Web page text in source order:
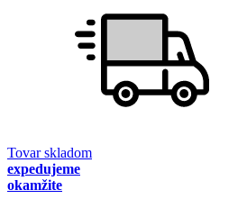
Tovar skladom
expedujeme
okamžite